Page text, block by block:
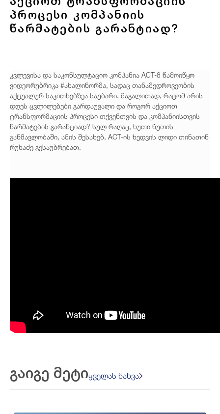
პროცესი კომპანიის
წარმატების გარანტიად?
კვლევისა და საკონსულტაციო კომპანია ACT-მ წამოიწყო
ვიდეორუბრიკა #ახალინორმა, სადაც თანამედროვეობის
აქტუალურ საკითხებზეა საუბარი. მაგალითად, რატომ არის
დღეს ცვლილებები გარდაუვალი და როგორ აქციოთ
ტრანსფორმაციის პროცესი თქვენთვის და კომპანიისთვის
წარმატების გარანტიად? სულ რაღაც, ხუთი წუთის
განმავლობაში, ამის შესახებ, ACT-ის ხედვის ლიდი თინათინ
რუხაძე გესაუბრებათ.
გაიგე მეტიყველას ნახვა